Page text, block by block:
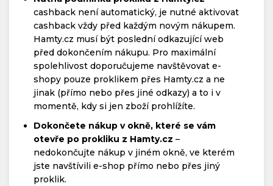
cashback není automatický, je nutné aktivovat
cashback vždy před každým novým nákupem.
Hamty.cz musí být poslední odkazující web
před dokončením nákupu. Pro maximální
spolehlivost doporučujeme navštěvovat e-
shopy pouze proklikem přes Hamty.cz a ne
jinak (přímo nebo přes jiné odkazy) a to i v
momentě, kdy si jen zboží prohlížíte.
Dokončete nákup v okně, které se vám
otevře po prokliku z Hamty.cz –
nedokončujte nákup v jiném okně, ve kterém
jste navštívili e-shop přímo nebo přes jiný
proklik.